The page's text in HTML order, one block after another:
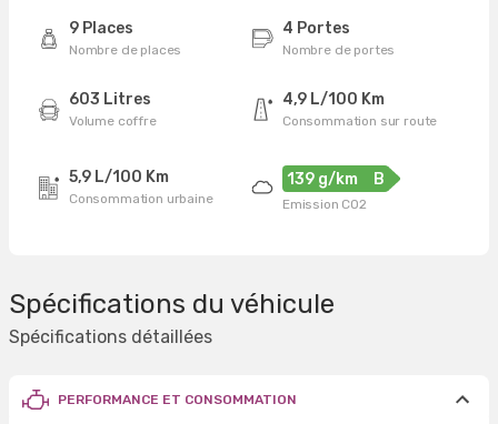
9 Places
Nombre de places
4 Portes
Nombre de portes
603 Litres
Volume coffre
4,9 L/100 Km
Consommation sur route
5,9 L/100 Km
Consommation urbaine
139 g/km B
Emission CO2
Spécifications du véhicule
Spécifications détaillées
PERFORMANCE ET CONSOMMATION